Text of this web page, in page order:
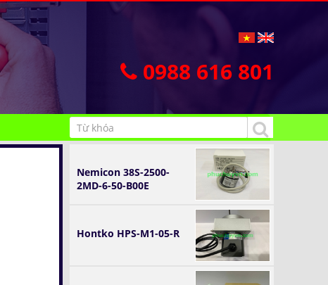
0988 616 801
Nemicon 38S-2500-
2MD-6-50-B00E
Hontko HPS-M1-05-R